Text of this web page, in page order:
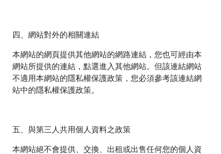
四、網站對外的相關連結
本網站的網頁提供其他網站的網路連結，您也可經由本
網站所提供的連結，點選進入其他網站。但該連結網站
不適用本網站的隱私權保護政策，您必須參考該連結網
站中的隱私權保護政策。
五、與第三人共用個人資料之政策
本網站絕不會提供、交換、出租或出售任何您的個人資